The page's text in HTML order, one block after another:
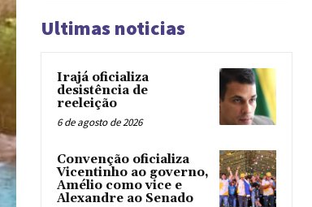
Ultimas noticias
Irajá oficializa
desistência de
reeleição
6 de agosto de 2026
Convenção oficializa
Vicentinho ao governo,
Amélio como vice e
Alexandre ao Senado